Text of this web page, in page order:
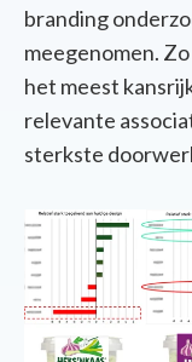
branding
meegenomen.
het meest
relevante
sterkste